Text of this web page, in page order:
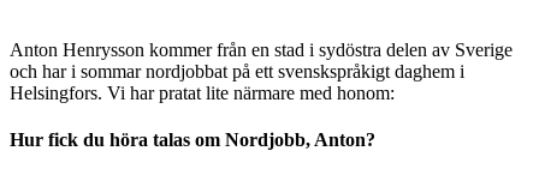
Anton Henrysson kommer från en stad i sydöstra delen av Sverige
och har i sommar nordjobbat på ett svenskspråkigt daghem i
Helsingfors. Vi har pratat lite närmare med honom:
Hur fick du höra talas om Nordjobb, Anton?